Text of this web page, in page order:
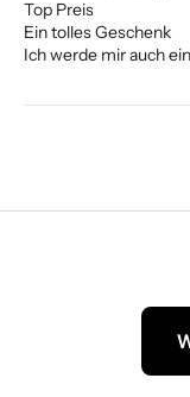
Top Preis
Ein tolles Geschenk
Ich werde mir auch